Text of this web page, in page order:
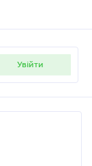
увійти